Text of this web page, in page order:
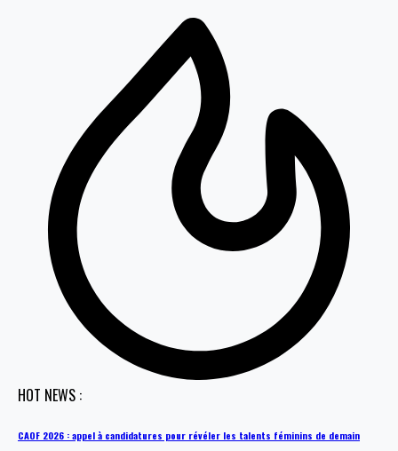
HOT NEWS :
CAOF 2026 : appel à candidatures pour révéler les talents féminins de demain